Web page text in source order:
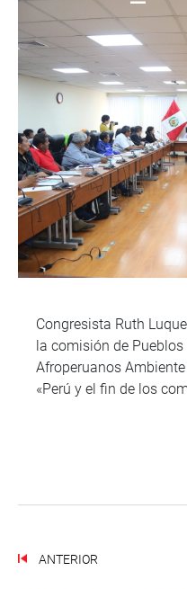
Congresista Ruth
la comisión de
Afroperuanos
«Perú y el fin de los
ANTERIOR